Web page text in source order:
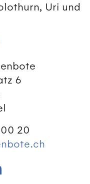
Uri und
6
00 20